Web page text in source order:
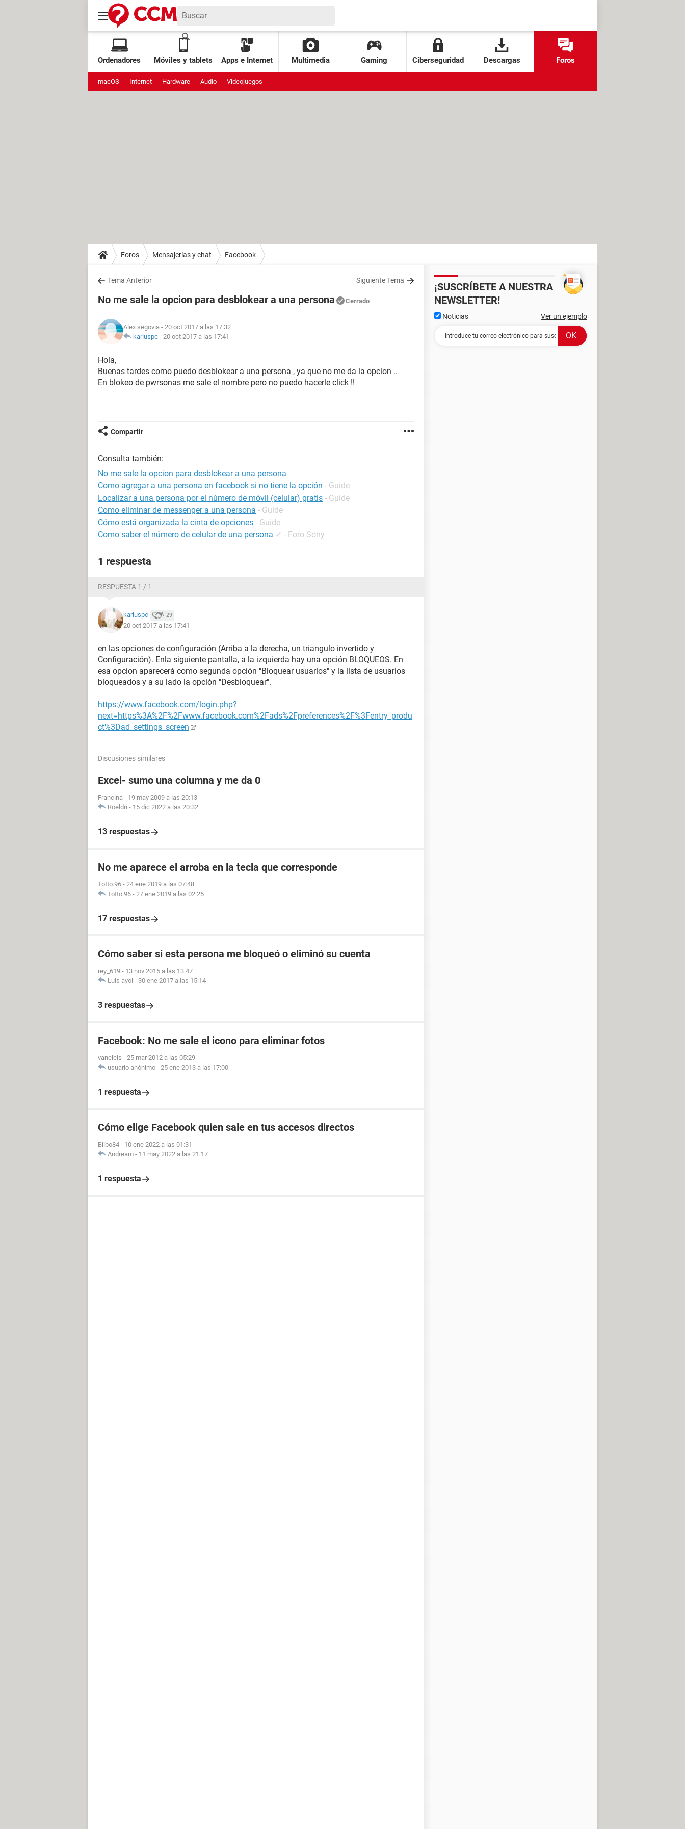
Ordenadores Móviles y tablets Apps e Internet Multimedia Gaming Ciberseguridad Descargas Foros
macOS Internet Hardware Audio Videojuegos
Foros Mensajerías y chat Facebook
Tema Anterior Siguiente Tema
No me sale la opcion para desblokear a una persona Cerrado
Alex segovia - 20 oct 2017 a las 17:32
kariuspc - 20 oct 2017 a las 17:41
Hola,
Buenas tardes como puedo desblokear a una persona , ya que no me da la opcion ..
En blokeo de pwrsonas me sale el nombre pero no puedo hacerle click !!
Compartir
Consulta también:
No me sale la opcion para desblokear a una persona
Como agregar a una persona en facebook si no tiene la opción - Guide
Localizar a una persona por el número de móvil (celular) gratis - Guide
Como eliminar de messenger a una persona - Guide
Cómo está organizada la cinta de opciones - Guide
Como saber el número de celular de una persona ✓ - Foro Sony
1 respuesta
RESPUESTA 1 / 1
kariuspc 29
20 oct 2017 a las 17:41
en las opciones de configuración (Arriba a la derecha, un triangulo invertido y
Configuración). Enla siguiente pantalla, a la izquierda hay una opción BLOQUEOS. En
esa opcion aparecerá como segunda opción "Bloquear usuarios" y la lista de usuarios
bloqueados y a su lado la opción "Desbloquear".
https://www.facebook.com/login.php?
next=https%3A%2F%2Fwww.facebook.com%2Fads%2Fpreferences%2F%3Fentry_produ
ct%3Dad_settings_screen
Discusiones similares
Excel- sumo una columna y me da 0
Francina - 19 may 2009 a las 20:13
Roeldri - 15 dic 2022 a las 20:32
13 respuestas
No me aparece el arroba en la tecla que corresponde
Totto.96 - 24 ene 2019 a las 07:48
Totto.96 - 27 ene 2019 a las 02:25
17 respuestas
Cómo saber si esta persona me bloqueó o eliminó su cuenta
rey_619 - 13 nov 2015 a las 13:47
Luis ayol - 30 ene 2017 a las 15:14
3 respuestas
Facebook: No me sale el icono para eliminar fotos
vaneleis - 25 mar 2012 a las 05:29
usuario anónimo - 25 ene 2013 a las 17:00
1 respuesta
Cómo elige Facebook quien sale en tus accesos directos
Bilbo84 - 10 ene 2022 a las 01:31
Andream - 11 may 2022 a las 21:17
1 respuesta
¡SUSCRÍBETE A NUESTRA
NEWSLETTER!
Noticias Ver un ejemplo